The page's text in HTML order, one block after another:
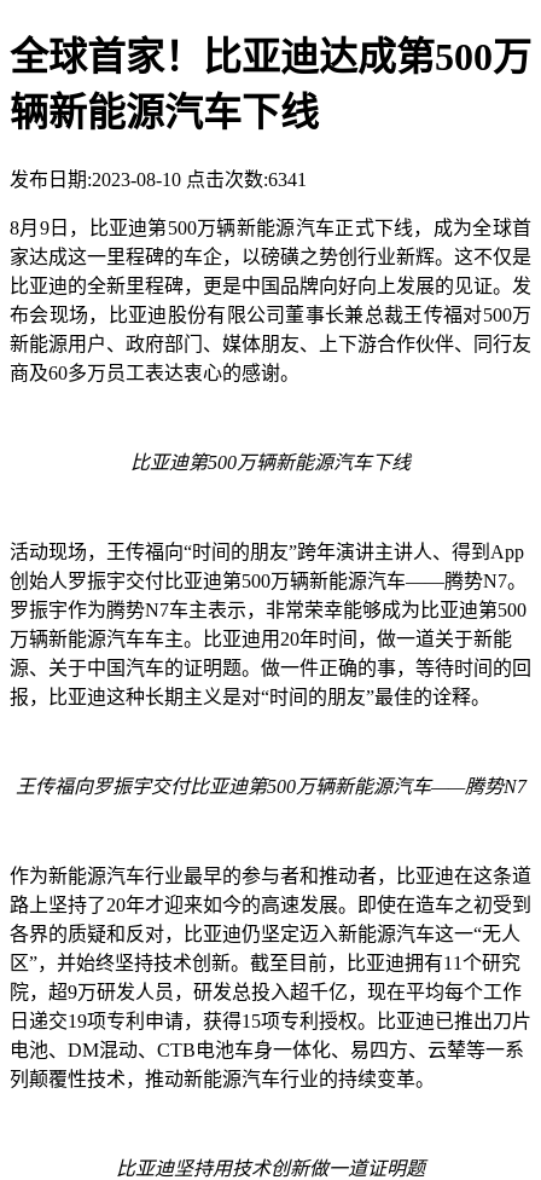
全球首家！比亚迪达成第500万
辆新能源汽车下线
发布日期:2023-08-10 点击次数:6341
8月9日，比亚迪第500万辆新能源汽车正式下线，成为全球首
家达成这一里程碑的车企，以磅磺之势创行业新辉。这不仅是
比亚迪的全新里程碑，更是中国品牌向好向上发展的见证。发
布会现场，比亚迪股份有限公司董事长兼总裁王传福对500万
新能源用户、政府部门、媒体朋友、上下游合作伙伴、同行友
商及60多万员工表达衷心的感谢。
比亚迪第500万辆新能源汽车下线
活动现场，王传福向“时间的朋友”跨年演讲主讲人、 得到 App
创始人罗振宇交付比亚迪第500万辆新能源汽车——腾势N7。
罗振宇作为腾势N7车主表示， 非常荣幸能够成为比亚迪第500
万辆新能源汽车车主。 比亚迪用 20年时间 ， 做一道关于新能
源、 关于中国汽车的证明题。 做一件正确的事， 等待时间的回
报， 比亚迪这种长期主义是对“时间的朋友”最佳的诠释。
王传福向罗振宇交付比亚迪第500万辆新能源汽车——腾势N7
作为新能源汽车行业最早的参与者和推动者， 比亚迪在这条道
路上坚持了20年才迎来如今的高速发展。 即使在造车之初受到
各界的质疑和反对， 比亚迪仍坚定迈 入新能源汽车这一“无人
区”， 并始终坚持技术创新。 截至目前， 比亚迪拥有11个研究
院，超9万研发人员， 研发总投入超千亿，现在平均每个工作
日递交19项专利申请，获得15项专利授权。 比亚迪已推出刀片
电池、 DM混动、 CTB电池车身一体化、易四方、云辇等一系
列颠覆性技术， 推动新能源汽车行业的持续变革。
比亚迪坚持用技术创新做一道证明题